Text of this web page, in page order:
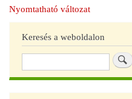
Nyomtatható változat
Keresés a weboldalon